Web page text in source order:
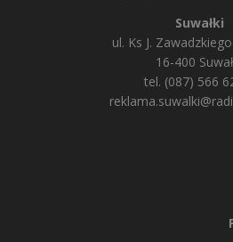
Suwałki
ul. Ks J.
16-400
tel. (087) 566